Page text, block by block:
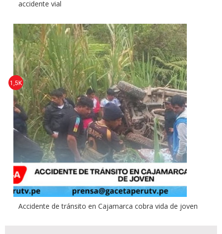
accidente vial
Accidente de tránsito en Cajamarca cobra vida de joven
1,5K